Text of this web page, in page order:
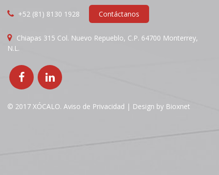
+52 (81) 8130 1928 Contáctanos
Chiapas 315 Col. Nuevo Repueblo, C.P. 64700 Monterrey,
N.L.
© 2017 XÓCALO. Aviso de Privacidad | Design by Bioxnet